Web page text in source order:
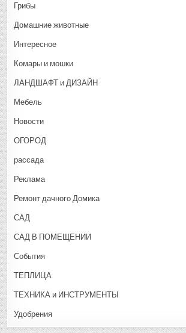
Грибы
Домашние животные
Интересное
Комары и мошки
ЛАНДШАФТ и ДИЗАЙН
Мебель
Новости
ОГОРОД
рассада
Реклама
Ремонт дачного Домика
САД
САД В ПОМЕЩЕНИИ
События
ТЕПЛИЦА
ТЕХНИКА и ИНСТРУМЕНТЫ
Удобрения